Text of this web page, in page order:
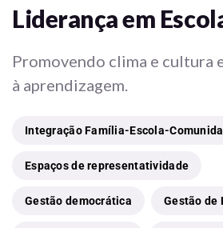
Liderança em
Promovendo clima e cultura
à aprendizagem.
Integração Família-Escola-
Espaços de representatividade
Gestão democrática Gestão de